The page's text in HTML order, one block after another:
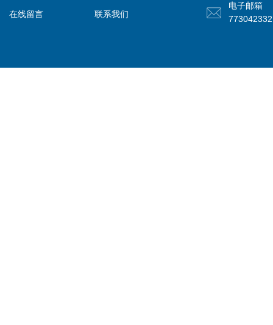
在线留言
联系我们
电子邮箱